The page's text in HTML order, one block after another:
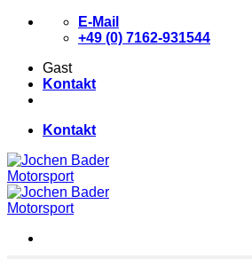
Zum
E-Mail
+49 (0) 7162-931544
Gast
Kontakt
Kontakt